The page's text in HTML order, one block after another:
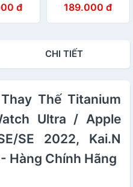
4/
đ
Watch Ultra /
Apple Watch
189.000 đ
CHI TIẾT
Thế Titanium
Ultra / Apple
SE 2022, Kai.N
Hàng Chính Hãng